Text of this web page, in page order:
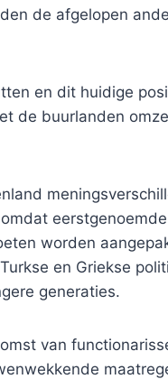
de afgelopen
en dit huidige
de buurlanden
worden
en Griekse
generaties.
van